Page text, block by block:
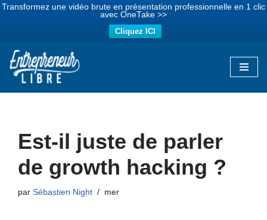
Transformez une vidéo brute en présentation professionnelle en 1 clic
avec OneTake >>
Cliquez ICI
Aller
Est-il juste de parler
de growth hacking ?
par Sébastien Night mer